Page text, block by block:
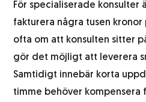
För specialiserade konsulter
fakturera några tusen kronor
ofta om att konsulten sitter
gör det möjligt att leverera
Samtidigt innebär korta
timme behöver kompensera